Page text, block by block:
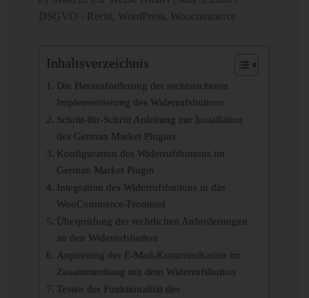
DSGVO - Recht, WordPress, Woocommerce
Inhaltsverzeichnis
Die Herausforderung der rechtssicheren
Implementierung des Widerrufsbuttons
Schritt-für-Schritt Anleitung zur Installation
des German Market Plugins
Konfiguration des Widerrufsbuttons im
German Market Plugin
Integration des Widerrufsbuttons in das
WooCommerce-Frontend
Überprüfung der rechtlichen Anforderungen
an den Widerrufsbutton
Anpassung der E-Mail-Kommunikation im
Zusammenhang mit dem Widerrufsbutton
Testen der Funktionalität des